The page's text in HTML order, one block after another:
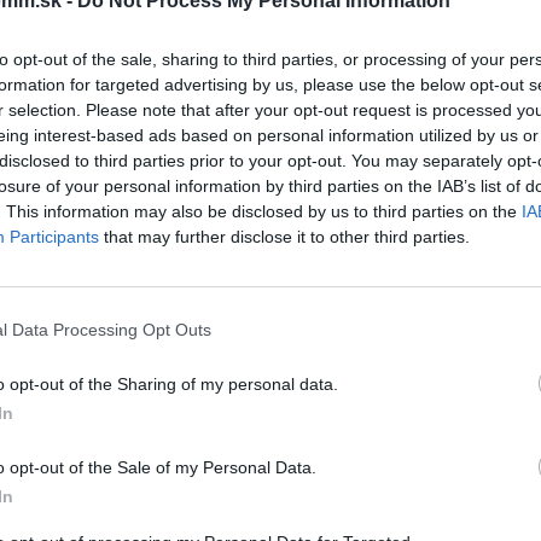
opt-out of the sale, sharing to third parties, or processing of your
for targeted advertising by us, please use the below opt-out
selection. Please note that after your opt-out request is processed
interest-based ads based on personal information utilized by us
to third parties prior to your opt-out. You may separately
of your personal information by third parties on the IAB’s list of
This information may also be disclosed by us to third parties on the
Participants that may further disclose it to other third parties.
Data Processing Opt Outs
opt-out of the Sharing of my personal data.
opt-out of the Sale of my Personal Data.
Je vybavená vekom a maskovacou kefou, ktoré